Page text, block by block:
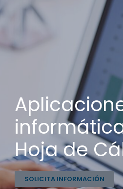
Hoja de
SOLICITA INFORMACIÓN